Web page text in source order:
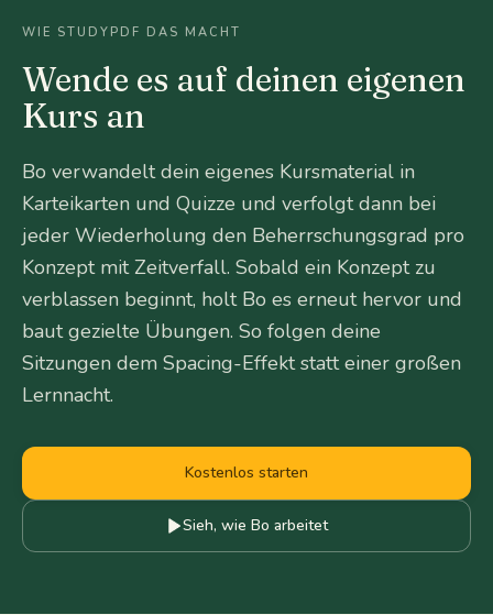
WIE STUDYPDF DAS MACHT
Wende es auf deinen eigenen
Kurs an
Bo verwandelt dein eigenes Kursmaterial in
Karteikarten und Quizze und verfolgt dann bei
jeder Wiederholung den Beherrschungsgrad pro
Konzept mit Zeitverfall. Sobald ein Konzept zu
verblassen beginnt, holt Bo es erneut hervor und
baut gezielte Übungen. So folgen deine
Sitzungen dem Spacing-Effekt statt einer großen
Lernnacht.
Kostenlos starten
Sieh, wie Bo arbeitet